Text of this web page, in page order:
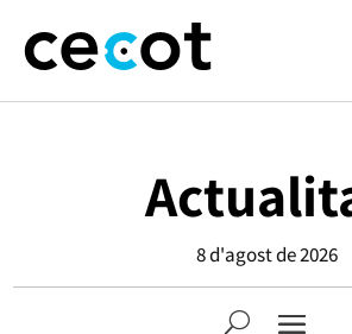
8 d'agost de 2026